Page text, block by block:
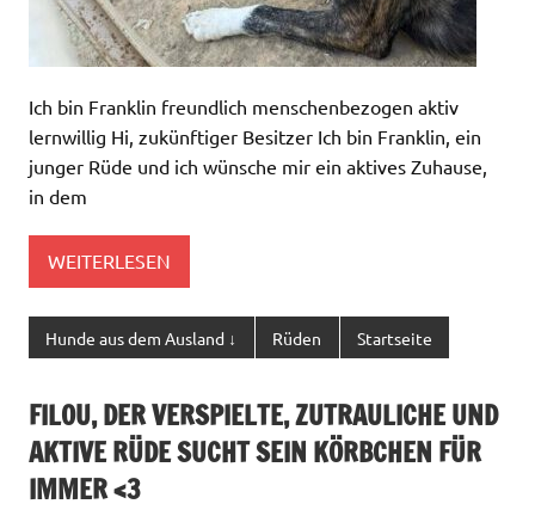
Ich bin Franklin freundlich menschenbezogen aktiv
lernwillig Hi, zukünftiger Besitzer Ich bin Franklin, ein
junger Rüde und ich wünsche mir ein aktives Zuhause,
in dem
WEITERLESEN
Hunde aus dem Ausland ↓ Rüden Startseite
FILOU, DER VERSPIELTE, ZUTRAULICHE UND
AKTIVE RÜDE SUCHT SEIN KÖRBCHEN FÜR
IMMER <3